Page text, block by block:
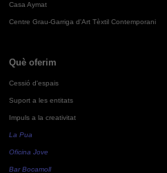
Casa Aymat
Centre Grau-Garriga d'Art Tèxtil Contemporani
Què oferim
Cessió d'espais
Suport a les entitats
Impuls a la creativitat
La Pua
Oficina Jove
Bar Bocamoll